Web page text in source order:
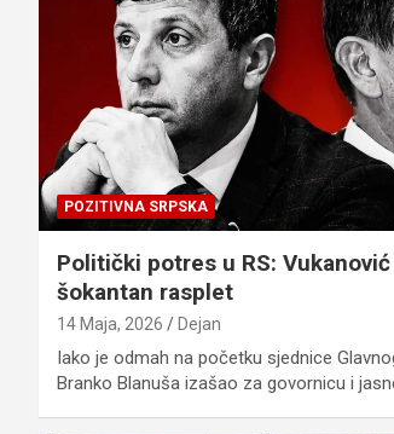
POZITIVNA SRPSKA
Politički potres u RS:
šokantan rasplet
14 Maja, 2026 Dejan
Iako je odmah na početku sjednice
Branko Blanuša izašao za govornicu i